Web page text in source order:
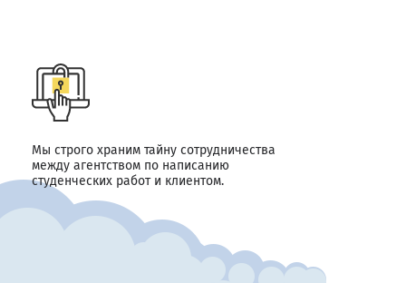
Мы строго храним тайну сотрудничества
между агентством по написанию
студенческих работ и клиентом.